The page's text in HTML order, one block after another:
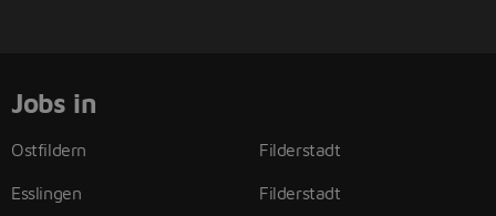
Jobs in
Ostfildern
Esslingen
Filderstadt
Filderstadt